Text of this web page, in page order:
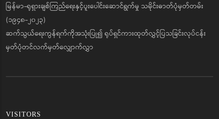
မြန်မာ-ရုရှားချစ်ကြည်ရေးနှင့်ပူးပေါင်းဆောင်ရွက်မှု သမိုင်းဓာတ်ပုံမှတ်တမ်း
(၁၉၄၈-၂၀၂၃)
ဆက်သွယ်ရေးကွန်ရက်ကိုအသုံးပြု၍ ရုပ်ရှင်ကားထုတ်လွှင့်ပြသခြင်းလုပ်ငန်း
မှတ်ပုံတင်လက်မှတ်လျှောက်လွှာ
VISITORS